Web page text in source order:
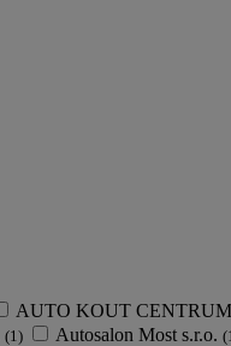
AUTO KOUT
(1) Autosalon Most s.r.o.